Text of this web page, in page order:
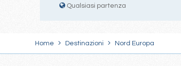
Qualsiasi partenza
Home Destinazioni Nord Europa